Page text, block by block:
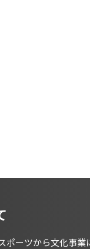
ーツから文化事業